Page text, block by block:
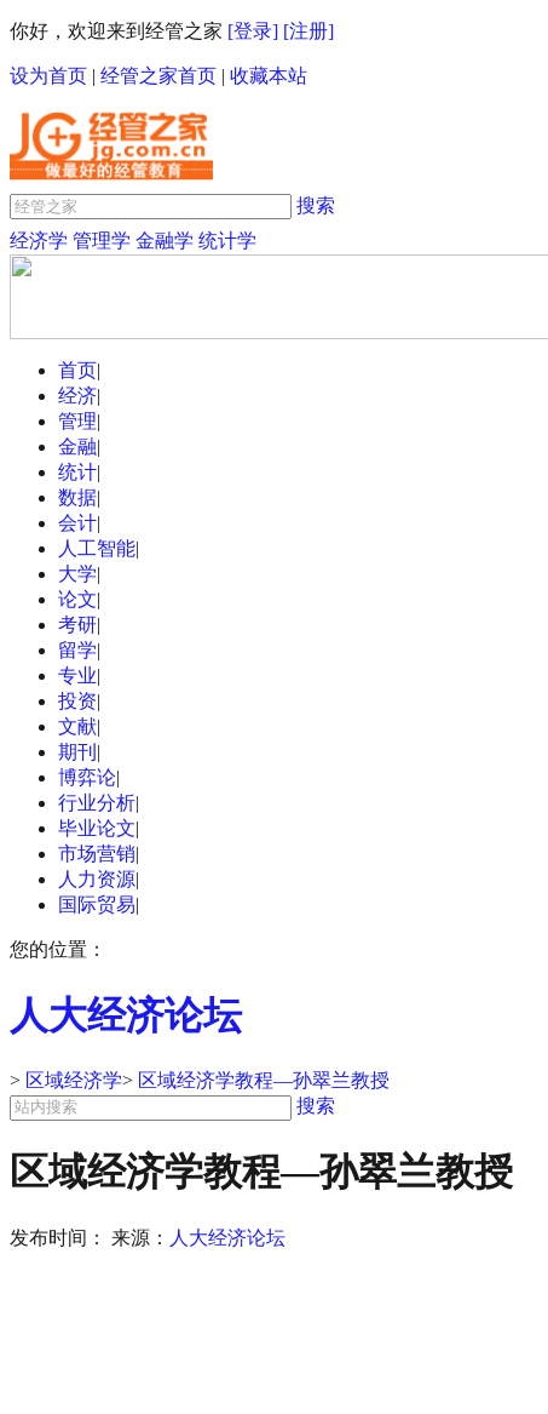
你好，欢迎来到经管之家 [登录] [注册]
设为首页 | 经管之家首页 | 收藏本站
搜索
经济学 管理学 金融学 统计学
首页|
经济|
管理|
金融|
统计|
数据|
会计|
人工智能|
大学|
论文|
考研|
留学|
专业|
投资|
文献|
期刊 |
博弈论|
行业分析|
毕业论文|
市场营销|
人力资源|
国际贸易|
您的位置：
人大经济论坛
> 区域经济学> 区域经济学教程—孙翠兰教授
搜索
区域经济学教程—孙翠兰教授
发布时间： 来源： 人大经济论坛